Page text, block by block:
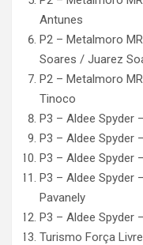
Antunes
P2 – Metalmoro
Soares / Juarez
P2 – Metalmoro
Tinoco
P3 – Aldee Spyder
P3 – Aldee Spyder
P3 – Aldee Spyder
P3 – Aldee Spyder
Pavanely
P3 – Aldee Spyder
Turismo Força